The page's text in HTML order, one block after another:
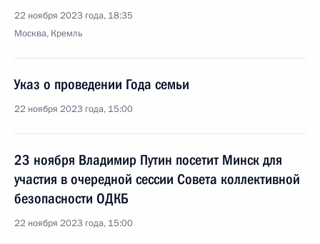
22 ноября 2023 года, 18:35
Москва, Кремль
Указ о проведении Года семьи
22 ноября 2023 года, 15:00
23 ноября Владимир Путин посетит Минск для
участия в очередной сессии Совета коллективной
безопасности ОДКБ
22 ноября 2023 года, 15:00